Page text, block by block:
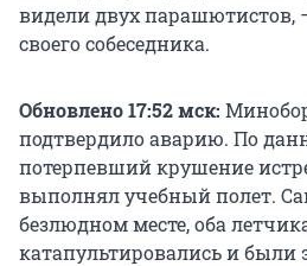
видели двух парашютистов,
своего собеседника.
Обновлено 17:52 мск:
подтвердило аварию. По
потерпевший крушение
выполнял учебный полет.
безлюдном месте, оба
катапультировались и были